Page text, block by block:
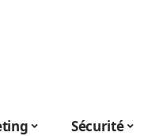
Sécurité